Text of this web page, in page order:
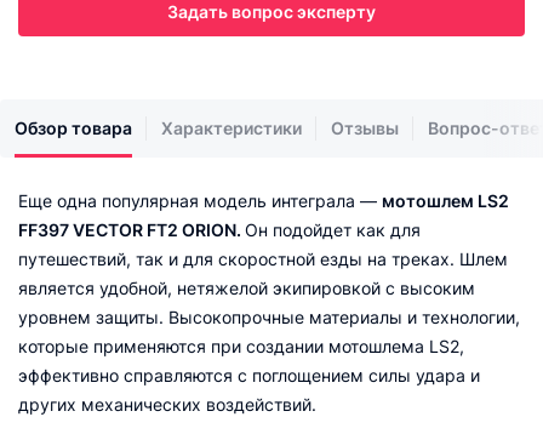
Задать вопрос эксперту
Обзор товара Характеристики Отзывы Вопрос-
Еще одна популярная модель интеграла — мотошлем LS2
FF397 VECTOR FT2 ORION. Он подойдет как для
путешествий, так и для скоростной езды на треках. Шлем
является удобной, нетяжелой экипировкой с высоким
уровнем защиты. Высокопрочные материалы и технологии,
которые применяются при создании мотошлема LS2,
эффективно справляются с поглощением силы удара и
других механических воздействий.